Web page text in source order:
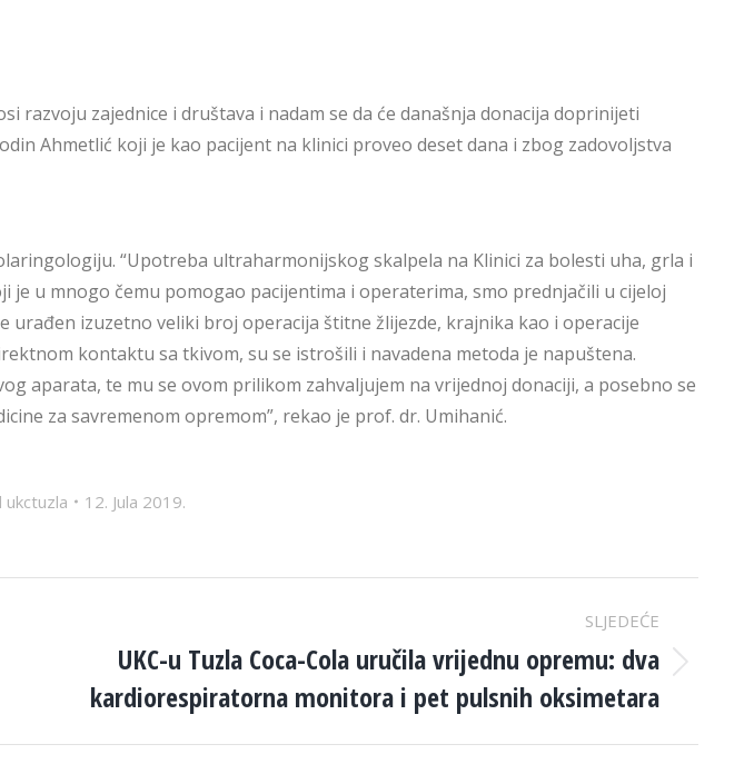
zajednice i društava i nadam se da će današnja donacija doprinijeti
Ahmetlić koji je kao pacijent na klinici proveo deset dana i zbog zadovoljstva
“Upotreba ultraharmonijskog skalpela na Klinici za bolesti uha, grla i
u mnogo čemu pomogao pacijentima i operaterima, smo prednjačili u cijeloj
urađen izuzetno veliki broj operacija štitne žlijezde, krajnika kao i operacije
kontaktu sa tkivom, su se istrošili i navadena metoda je napuštena.
aparata, te mu se ovom prilikom zahvaljujem na vrijednoj donaciji, a posebno se
za savremenom opremom”, rekao je prof. dr. Umihanić.
ukctuzla 12. Jula 2019.
SLJEDEĆE
UKC-u Tuzla Coca-Cola uručila vrijednu opremu: dva
kardiorespiratorna monitora i pet pulsnih oksimetara